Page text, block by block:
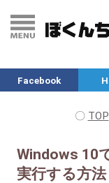
Facebook
〇 TOP
Windows 10
実行する方法